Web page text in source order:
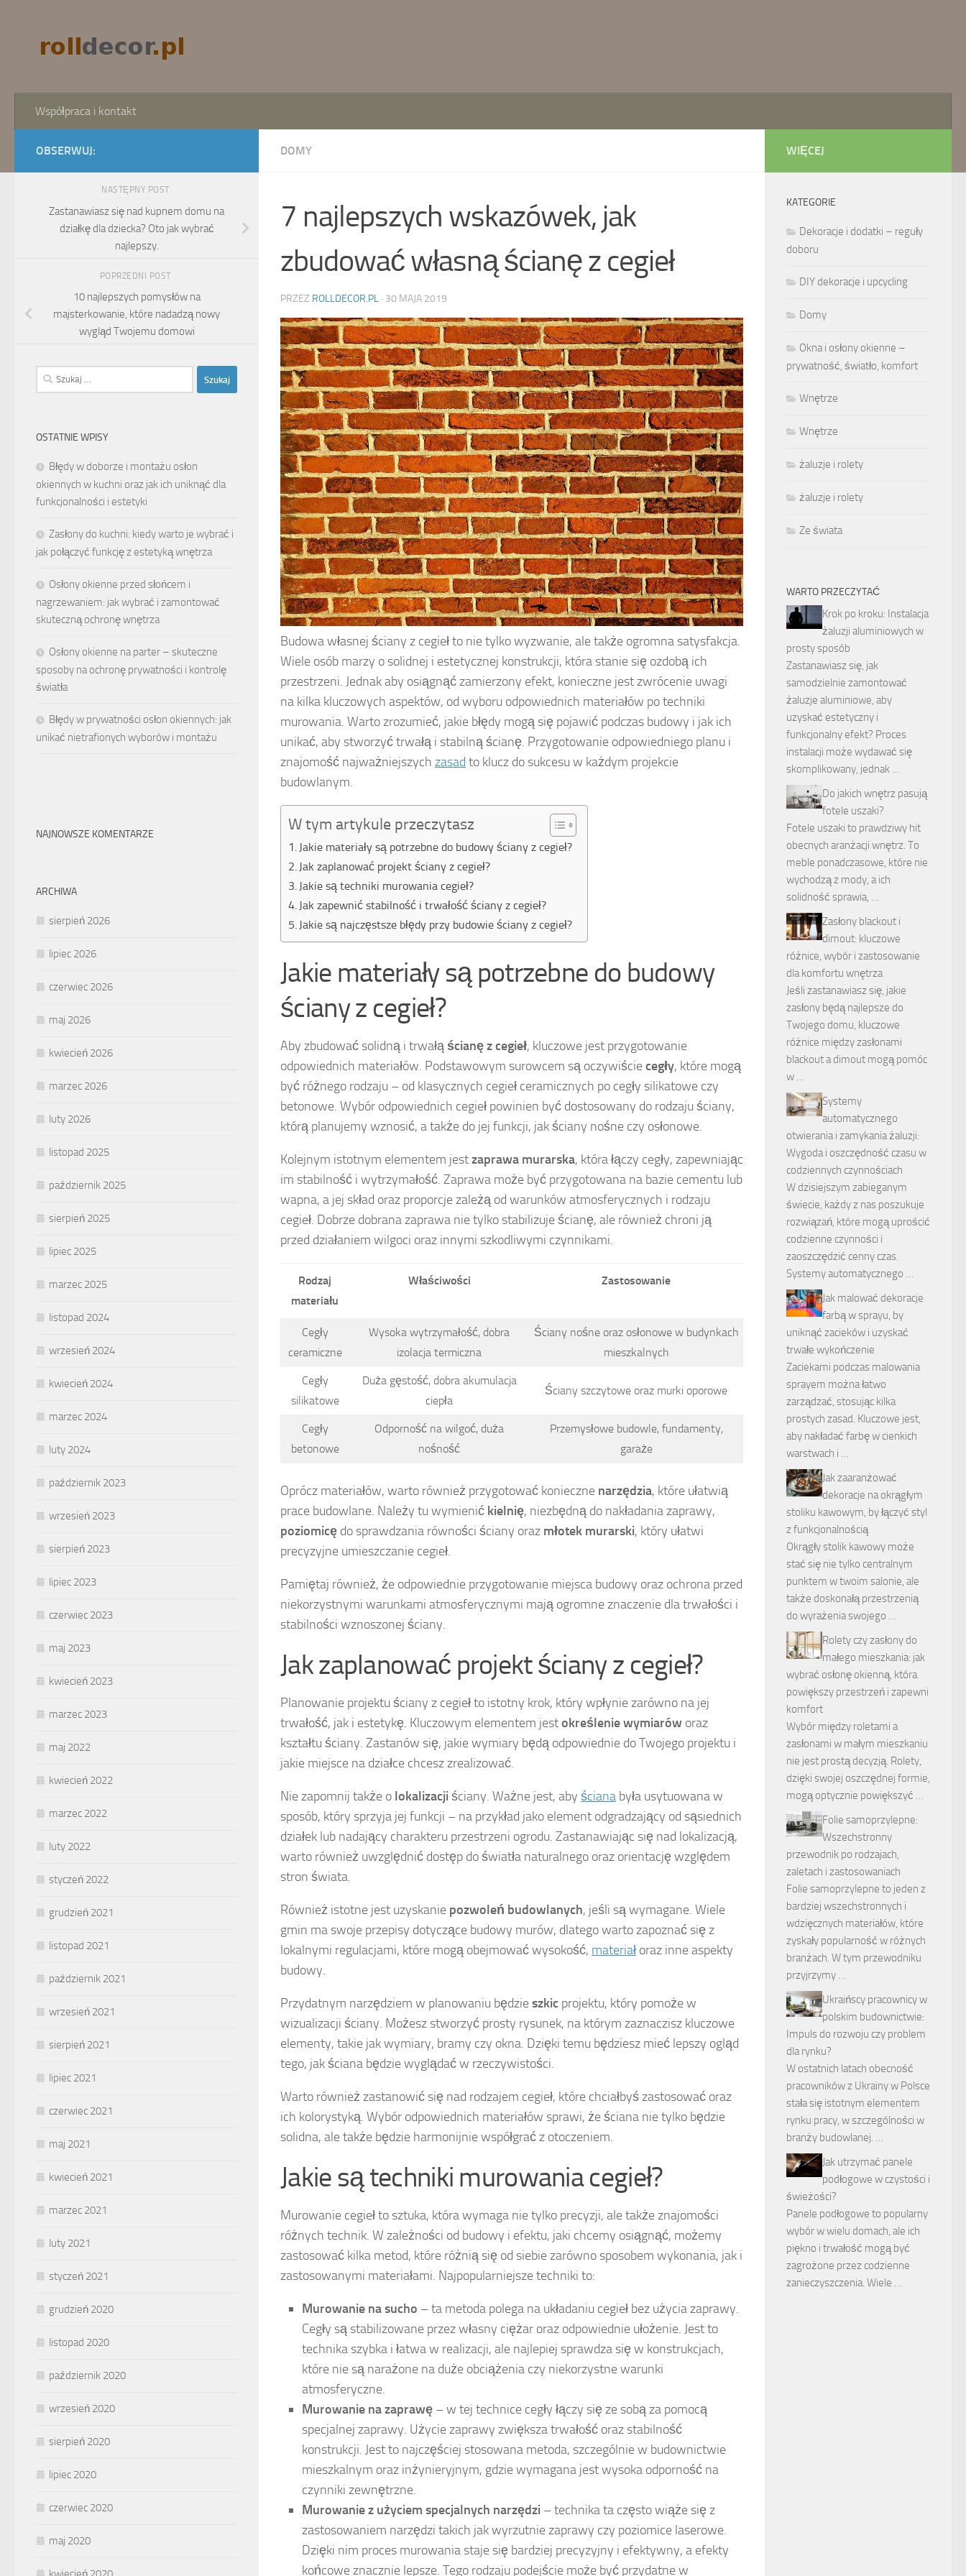
Współpraca i kontakt
DOMY
7 najlepszych wskazówek, jak
zbudować własną ścianę z cegieł
PRZEZ ROLLDECOR.PL · 30 MAJA 2019
Budowa własnej ściany z cegieł to nie tylko wyzwanie, ale także ogromna satysfakcja.
Wiele osób marzy o solidnej i estetycznej konstrukcji, która stanie się ozdobą ich
przestrzeni. Jednak aby osiągnąć zamierzony efekt, konieczne jest zwrócenie uwagi
na kilka kluczowych aspektów, od wyboru odpowiednich materiałów po techniki
murowania. Warto zrozumieć, jakie błędy mogą się pojawić podczas budowy i jak ich
unikać, aby stworzyć trwałą i stabilną ścianę. Przygotowanie odpowiedniego planu i
znajomość najważniejszych zasad to klucz do sukcesu w każdym projekcie
budowlanym.
W tym artykule przeczytasz
Jakie materiały są potrzebne do budowy ściany z cegieł?
Jak zaplanować projekt ściany z cegieł?
Jakie są techniki murowania cegieł?
Jak zapewnić stabilność i trwałość ściany z cegieł?
Jakie są najczęstsze błędy przy budowie ściany z cegieł?
Jakie materiały są potrzebne do budowy
ściany z cegieł?
Aby zbudować solidną i trwałą ścianę z cegieł, kluczowe jest przygotowanie
odpowiednich materiałów. Podstawowym surowcem są oczywiściecegły, które mogą
być różnego rodzaju – od klasycznych cegieł ceramicznych po cegły silikatowe czy
betonowe. Wybór odpowiednich cegieł powinien być dostosowany do rodzaju ściany,
którą planujemy wznosić, a także do jej funkcji, jak ściany nośne czy osłonowe.
Kolejnym istotnym elementem jestzaprawa murarska, która łączy cegły, zapewniając
im stabilność i wytrzymałość. Zaprawa może być przygotowana na bazie cementu lub
wapna, a jej skład oraz proporcje zależą od warunków atmosferycznych i rodzaju
cegieł. Dobrze dobrana zaprawa nie tylko stabilizuje ścianę, ale również chroni ją
przed działaniem wilgoci oraz innymi szkodliwymi czynnikami.
Rodzaj
materiału
Właściwości Zastosowanie
Cegły
ceramiczne
Wysoka wytrzymałość, dobra
izolacja termiczna
Ściany nośne oraz osłonowe w budynkach
mieszkalnych
Cegły
silikatowe
Duża gęstość, dobra akumulacja
ciepła
Ściany szczytowe oraz murki oporowe
Cegły
betonowe
Odporność na wilgoć, duża
nośność
Przemysłowe budowle, fundamenty,
garaże
Oprócz materiałów, warto również przygotować konieczne narzędzia, które ułatwią
prace budowlane. Należy tu wymienić kielnię, niezbędną do nakładania zaprawy,
poziomicę do sprawdzania równości ściany oraz młotek murarski, który ułatwi
precyzyjne umieszczanie cegieł.
Pamiętaj również, że odpowiednie przygotowanie miejsca budowy oraz ochrona przed
niekorzystnymi warunkami atmosferycznymi mają ogromne znaczenie dla trwałości i
stabilności wznoszonej ściany.
Jak zaplanować projekt ściany z cegieł?
Planowanie projektu ściany z cegieł to istotny krok, który wpłynie zarówno na jej
trwałość, jak i estetykę. Kluczowym elementem jestokreślenie wymiarów oraz
kształtu ściany. Zastanów się, jakie wymiary będą odpowiednie do Twojego projektu i
jakie miejsce na działce chcesz zrealizować.
Nie zapomnij także o lokalizacji ściany. Ważne jest, aby ściana była usytuowana w
sposób, który sprzyja jej funkcji – na przykład jako element odgradzający od sąsiednich
działek lub nadający charakteru przestrzeni ogrodu. Zastanawiając się nad lokalizacją,
warto również uwzględnić dostęp do światła naturalnego oraz orientację względem
stron świata.
Również istotne jest uzyskanie pozwoleń budowlanych, jeśli są wymagane. Wiele
gmin ma swoje przepisy dotyczące budowy murów, dlatego warto zapoznać się z
lokalnymi regulacjami, które mogą obejmować wysokość, materiał oraz inne aspekty
budowy.
Przydatnym narzędziem w planowaniu będzieszkic projektu, który pomoże w
wizualizacji ściany. Możesz stworzyć prosty rysunek, na którym zaznaczisz kluczowe
elementy, takie jak wymiary, bramy czy okna. Dzięki temu będziesz mieć lepszy ogląd
tego, jak ściana będzie wyglądać w rzeczywistości.
Warto również zastanowić się nad rodzajem cegieł, które chciałbyś zastosować oraz
ich kolorystyką. Wybór odpowiednich materiałów sprawi, że ściana nie tylko będzie
solidna, ale także będzie harmonijnie współgrać z otoczeniem.
Jakie są techniki murowania cegieł?
Murowanie cegieł to sztuka, która wymaga nie tylko precyzji, ale także znajomości
różnych technik. W zależności od budowy i efektu, jaki chcemy osiągnąć, możemy
zastosować kilka metod, które różnią się od siebie zarówno sposobem wykonania, jak i
zastosowanymi materiałami. Najpopularniejsze techniki to:
Murowanie na sucho – ta metoda polega na układaniu cegieł bez użycia zaprawy.
Cegły są stabilizowane przez własny ciężar oraz odpowiednie ułożenie. Jest to
technika szybka i łatwa w realizacji, ale najlepiej sprawdza się w konstrukcjach,
które nie są narażone na duże obciążenia czy niekorzystne warunki
atmosferyczne.
Murowanie na zaprawę – w tej technice cegły łączy się ze sobą za pomocą
specjalnej zaprawy. Użycie zaprawy zwiększa trwałość oraz stabilność
konstrukcji. Jest to najczęściej stosowana metoda, szczególnie w budownictwie
mieszkalnym oraz inżynieryjnym, gdzie wymagana jest wysoka odporność na
czynniki zewnętrzne.
Murowanie z użyciem specjalnych narzędzi – technika ta często wiąże się z
zastosowaniem narzędzi takich jak wyrzutnie zaprawy czy poziomice laserowe.
Dzięki nim proces murowania staje się bardziej precyzyjny i efektywny, a efekty
końcowe znacznie lepsze. Tego rodzaju podejście może być przydatne w
OBSERWUJ:
NASTĘPNY POST
Zastanawiasz się nad kupnem domu na
działkę dla dziecka? Oto jak wybrać
najlepszy.
POPRZEDNI POST
10 najlepszych pomysłów na
majsterkowanie, które nadadzą nowy
wygląd Twojemu domowi
Szukaj:
OSTATNIE WPISY
Błędy w doborze i montażu osłon
okiennych w kuchni oraz jak ich uniknąć dla
funkcjonalności i estetyki
Zasłony do kuchni: kiedy warto je wybrać i
jak połączyć funkcję z estetyką wnętrza
Osłony okienne przed słońcem i
nagrzewaniem: jak wybrać i zamontować
skuteczną ochronę wnętrza
Osłony okienne na parter – skuteczne
sposoby na ochronę prywatności i kontrolę
światła
Błędy w prywatności osłon okiennych: jak
unikać nietrafionych wyborów i montażu
NAJNOWSZE KOMENTARZE
ARCHIWA
sierpień 2026
lipiec 2026
czerwiec 2026
maj 2026
kwiecień 2026
marzec 2026
luty 2026
listopad 2025
październik 2025
sierpień 2025
lipiec 2025
marzec 2025
listopad 2024
wrzesień 2024
kwiecień 2024
marzec 2024
luty 2024
październik 2023
wrzesień 2023
sierpień 2023
lipiec 2023
czerwiec 2023
maj 2023
kwiecień 2023
marzec 2023
maj 2022
kwiecień 2022
marzec 2022
luty 2022
styczeń 2022
grudzień 2021
listopad 2021
październik 2021
wrzesień 2021
sierpień 2021
lipiec 2021
czerwiec 2021
maj 2021
kwiecień 2021
marzec 2021
luty 2021
styczeń 2021
grudzień 2020
listopad 2020
październik 2020
wrzesień 2020
sierpień 2020
lipiec 2020
czerwiec 2020
maj 2020
WIĘCEJ
KATEGORIE
Dekoracje i dodatki – reguły
doboru
DIY dekoracje i upcycling
Domy
Okna i osłony okienne –
prywatność, światło, komfort
Wnętrze
Wnętrze
żaluzje i rolety
żaluzje i rolety
Ze świata
WARTO PRZECZYTAĆ
Krok po kroku: Instalacja
żaluzji aluminiowych w
prosty sposób
Zastanawiasz się, jak
samodzielnie zamontować
żaluzje aluminiowe, aby
uzyskać estetyczny i
funkcjonalny efekt? Proces
instalacji może wydawać się
skomplikowany, jednak …
Do jakich wnętrz pasują
fotele uszaki?
Fotele uszaki to prawdziwy hit
obecnych aranżacji wnętrz. To
meble ponadczasowe, które nie
wychodzą z mody, a ich
solidność sprawia, …
Zasłony blackout i
dimout: kluczowe
różnice, wybór i zastosowanie
dla komfortu wnętrza
Jeśli zastanawiasz się, jakie
zasłony będą najlepsze do
Twojego domu, kluczowe
różnice między zasłonami
blackout a dimout mogą pomóc
w …
Systemy
automatycznego
otwierania i zamykania żaluzji:
Wygoda i oszczędność czasu w
codziennych czynnościach
W dzisiejszym zabieganym
świecie, każdy z nas poszukuje
rozwiązań, które mogą uprościć
codzienne czynności i
zaoszczędzić cenny czas.
Systemy automatycznego …
Jak malować dekoracje
farbą w sprayu, by
uniknąć zacieków i uzyskać
trwałe wykończenie
Zaciekami podczas malowania
sprayem można łatwo
zarządzać, stosując kilka
prostych zasad. Kluczowe jest,
aby nakładać farbę w cienkich
warstwach i …
Jak zaaranżować
dekoracje na okrągłym
stoliku kawowym, by łączyć styl
z funkcjonalnością
Okrągły stolik kawowy może
stać się nie tylko centralnym
punktem w twoim salonie, ale
także doskonałą przestrzenią
do wyrażenia swojego …
Rolety czy zasłony do
małego mieszkania: jak
wybrać osłonę okienną, która
powiększy przestrzeń i zapewni
komfort
Wybór między roletami a
zasłonami w małym mieszkaniu
nie jest prostą decyzją. Rolety,
dzięki swojej oszczędnej formie,
mogą optycznie powiększyć …
Folie samoprzylepne:
Wszechstronny
przewodnik po rodzajach,
zaletach i zastosowaniach
Folie samoprzylepne to jeden z
bardziej wszechstronnych i
wdzięcznych materiałów, które
zyskały popularność w różnych
branżach. W tym przewodniku
przyjrzymy …
Ukraińscy pracownicy w
polskim budownictwie:
Impuls do rozwoju czy problem
dla rynku?
W ostatnich latach obecność
pracowników z Ukrainy w Polsce
stała się istotnym elementem
rynku pracy, w szczególności w
branży budowlanej. …
Jak utrzymać panele
podłogowe w czystości i
świeżości?
Panele podłogowe to popularny
wybór w wielu domach, ale ich
piękno i trwałość mogą być
zagrożone przez codzienne
zanieczyszczenia. Wiele …